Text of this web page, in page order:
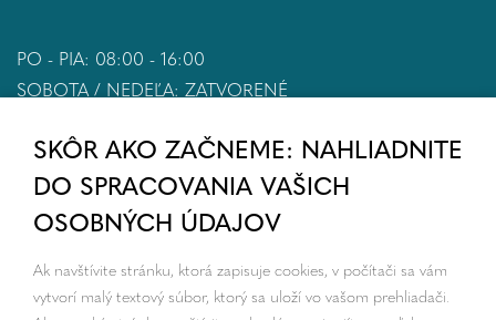
SKÔR AKO ZAČNEME: NAHLIADNITE
DO SPRACOVANIA VAŠICH
OSOBNÝCH ÚDAJOV
Ak navštívite stránku, ktorá zapisuje cookies, v počítači sa vám
vytvorí malý textový súbor, ktorý sa uloží vo vašom prehliadači.
PO - PIA: 08:00 - 16:00
SOBOTA / NEDEĽA: ZATVORENÉ